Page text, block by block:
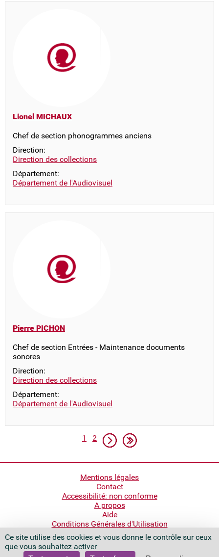
Ce site utilise des cookies et vous donne le contrôle sur ceux
que vous souhaitez activer
Lionel MICHAUX
Chef de section phonogrammes anciens
Direction:
Direction des collections
Département:
Département de l'Audiovisuel
Pierre PICHON
Chef de section Entrées - Maintenance documents
sonores
Direction:
Direction des collections
Département:
Département de l'Audiovisuel
Pagination
Page
1 Page
2 Page suivante
Dernière page
Mentions légales
Contact
Accessibilité: non conforme
A propos
Aide
Conditions Générales d'Utilisation
Bibliothèque nationale de France
Quai François Mauriac